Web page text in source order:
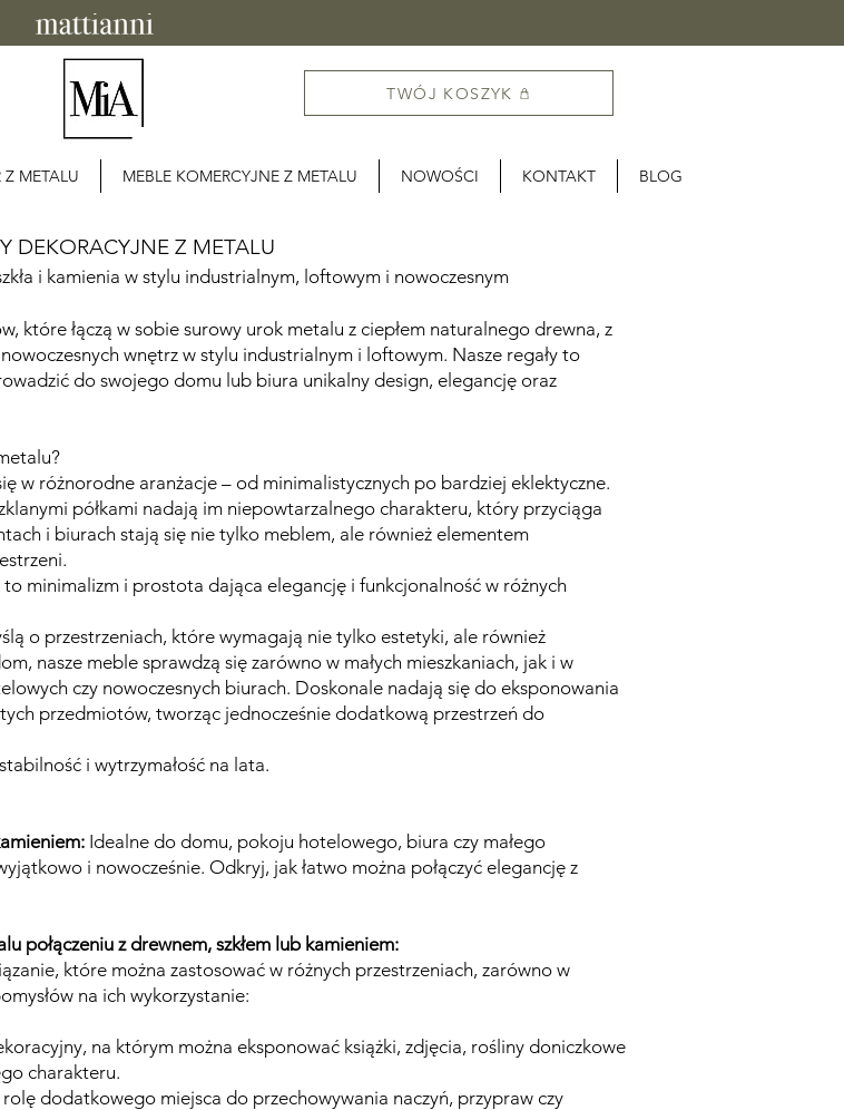
TWÓJ KOSZYK
METALU MEBLE KOMERCYJNE Z METALU NOWOŚCI KONTAKT BLOG
DEKORACYJNE Z METALU
i kamienia w stylu industrialnym, loftowym i nowoczesnym
które łączą w sobie surowy urok metalu z ciepłem naturalnego drewna, z
wnętrz w stylu industrialnym i loftowym. Nasze regały to
do swojego domu lub biura unikalny design, elegancję oraz
w różnorodne aranżacje – od minimalistycznych po bardziej eklektyczne.
półkami nadają im niepowtarzalnego charakteru, który przyciąga
i biurach stają się nie tylko meblem, ale również elementem
minimalizm i prostota dająca elegancję i funkcjonalność w różnych
o przestrzeniach, które wymagają nie tylko estetyki, ale również
nasze meble sprawdzą się zarówno w małych mieszkaniach, jak i w
czy nowoczesnych biurach. Doskonale nadają się do eksponowania
przedmiotów, tworząc jednocześnie dodatkową przestrzeń do
i wytrzymałość na lata.
Idealne do domu, pokoju hotelowego, biura czy małego
i nowocześnie. Odkryj, jak łatwo można połączyć elegancję z
połączeniu z drewnem, szkłem lub kamieniem:
które można zastosować w różnych przestrzeniach, zarówno w
na ich wykorzystanie:
na którym można eksponować książki, zdjęcia, rośliny doniczkowe
charakteru.
dodatkowego miejsca do przechowywania naczyń, przypraw czy